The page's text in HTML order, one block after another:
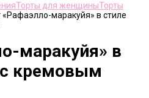
Торты для женщиныТорты
«Рафаэлло-маракуйя» в стиле
маракуйя» в
кремовым